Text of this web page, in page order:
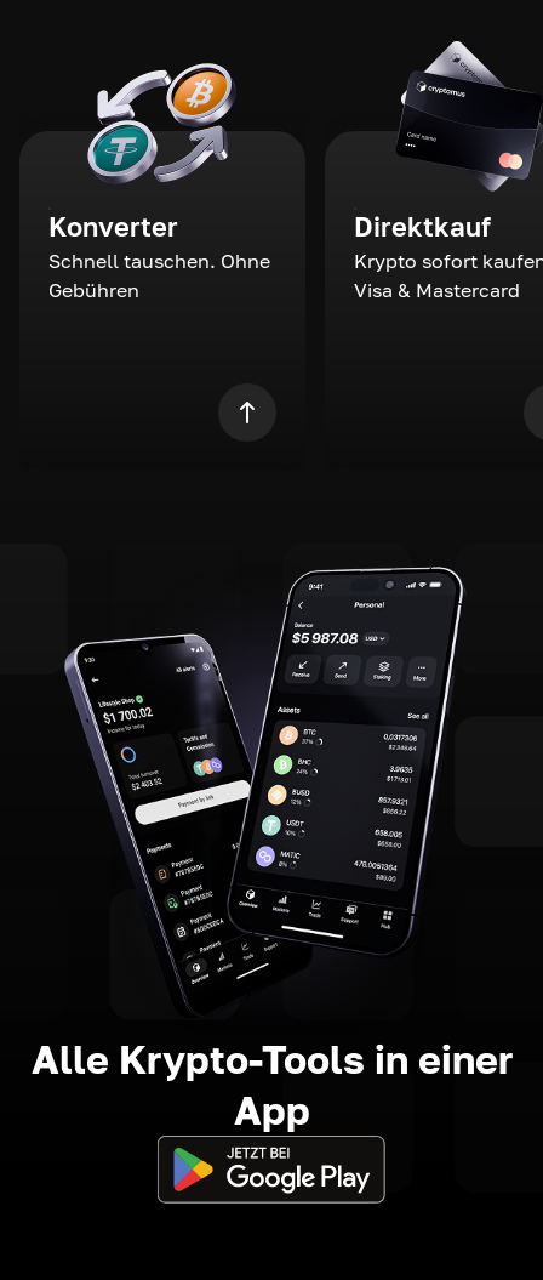
Konverter
Schnell tauschen. Ohne
Gebühren
Direktkauf
Krypto sofort
Visa & Mastercard
Alle Krypto-Tools in einer
App